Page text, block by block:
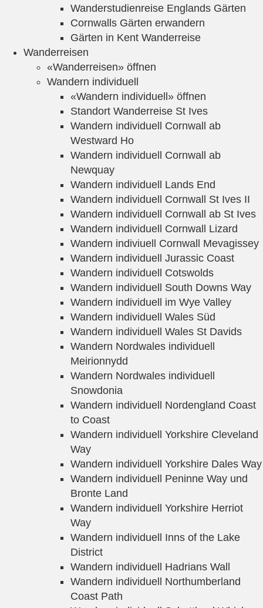
Wanderstudienreise Englands Gärten
Cornwalls Gärten erwandern
Gärten in Kent Wanderreise
Wanderreisen
«Wanderreisen» öffnen
Wandern individuell
«Wandern individuell» öffnen
Standort Wanderreise St Ives
Wandern individuell Cornwall ab
Westward Ho
Wandern individuell Cornwall ab
Newquay
Wandern individuell Lands End
Wandern individuell Cornwall St Ives II
Wandern individuell Cornwall ab St Ives
Wandern individuell Cornwall Lizard
Wandern indiviuell Cornwall Mevagissey
Wandern individuell Jurassic Coast
Wandern individuell Cotswolds
Wandern individuell South Downs Way
Wandern individuell im Wye Valley
Wandern individuell Wales Süd
Wandern individuell Wales St Davids
Wandern Nordwales individuell
Meirionnydd
Wandern Nordwales individuell
Snowdonia
Wandern individuell Nordengland Coast
to Coast
Wandern individuell Yorkshire Cleveland
Way
Wandern individuell Yorkshire Dales Way
Wandern individuell Peninne Way und
Bronte Land
Wandern individuell Yorkshire Herriot
Way
Wandern individuell Inns of the Lake
District
Wandern individuell Hadrians Wall
Wandern individuell Northumberland
Coast Path